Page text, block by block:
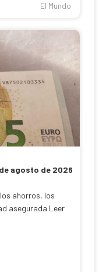
El Mundo
agosto de 2026
ahorros, los
asegurada Leer